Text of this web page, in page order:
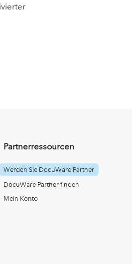
Partnerressourcen
Werden Sie DocuWare Partner
DocuWare Partner finden
Mein Konto